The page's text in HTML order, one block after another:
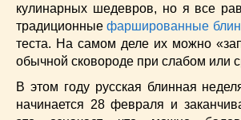
кулинарных шедевров, но я все
традиционныефаршированные
теста. На самом деле их можно
обычной сковороде при слабом или
В этом году русская блинная
начинается 28 февраля и